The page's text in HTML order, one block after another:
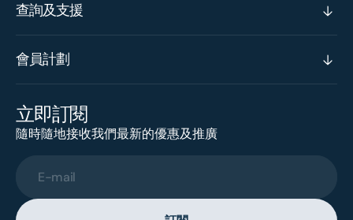
查詢及支援
會員計劃
立即訂閱
隨時隨地接收我們最新的優惠及推廣
E-mail